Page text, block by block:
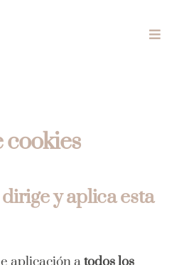
Toggle
cookies
y aplica esta
aplicación atodos los